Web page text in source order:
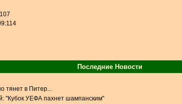
Последние Новости
тянет в Питер...
"Кубок УЕФА пахнет шампанским"